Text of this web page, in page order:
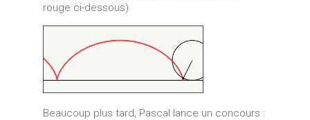
rouge ci-dessous).
Beaucoup plus tard, Pascal lance un concours :